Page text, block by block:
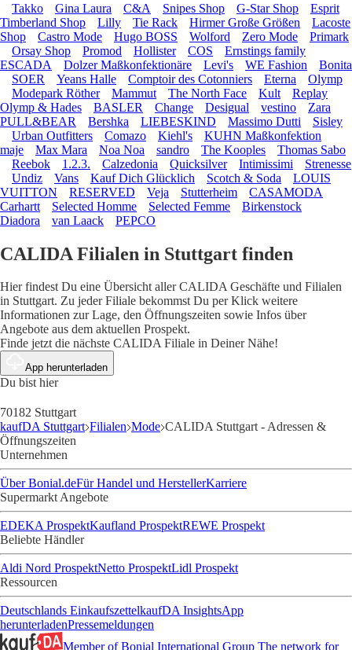
Takko Gina Laura C&A Snipes Shop G-Star Shop
Esprit
Timberland Shop
Lilly Tie Rack Hirmer Große Größen
Lacoste
Shop
Castro Mode Hugo BOSS Wolford Zero Mode
Primark
Orsay Shop
Promod Hollister COS
Ernstings family
ESCADA
Dolzer Maßkonfektionäre Levi's WE Fashion
Bonita
SOER
Yeans Halle Comptoir des Cotonniers Eterna
Olymp
Modepark Röther
Mammut The North Face Kult
Replay
Olymp & Hades
BASLER Change Desigual vestino
Zara
PULL&BEAR
Bershka LIEBESKIND Massimo Dutti
Sisley
Urban Outfitters
Comazo Kiehl's
KUHN Maßkonfektion
maje
Max Mara Noa Noa sandro The Kooples
Thomas Sabo
Reebok
1.2.3. Calzedonia Quicksilver Intimissimi
Strenesse
Undiz
Vans Kauf Dich Glücklich Scotch & Soda
LOUIS
VUITTON
RESERVED Veja Stutterheim
CASAMODA
Carhartt
Selected Homme Selected Femme
Birkenstock
Diadora
van Laack PEPCO
CALIDA Filialen in Stuttgart finden
Hier findest Du eine Übersicht aller CALIDA Geschäfte und Filialen
in Stuttgart. Zu jeder Filiale bekommst Du per Klick weitere
Informationen zur Lage, den Öffnungszeiten sowie Infos über
Angebote aus dem aktuellen Prospekt.
Finde jetzt die nächste CALIDA Filiale in Deiner Nähe!
App herunterladen
Du bist hier
70182 Stuttgart
kaufDA Stuttgart Filialen Mode CALIDA Stuttgart - Adressen &
Öffnungszeiten
Unternehmen
Über Bonial.deFür Handel und HerstellerKarriere
Supermarkt Angebote
EDEKA ProspektKaufland ProspektREWE Prospekt
Beliebte Händler
Aldi Nord ProspektNetto ProspektLidl Prospekt
Ressourcen
Deutschlands EinkaufszettelkaufDA InsightsApp
herunterladenPressemeldungen
Member of Bonial International Group The network for